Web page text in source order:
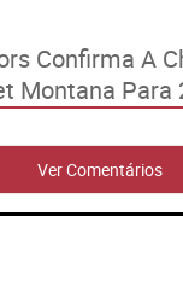
Confirma A
Montana Para
Ver Comentários